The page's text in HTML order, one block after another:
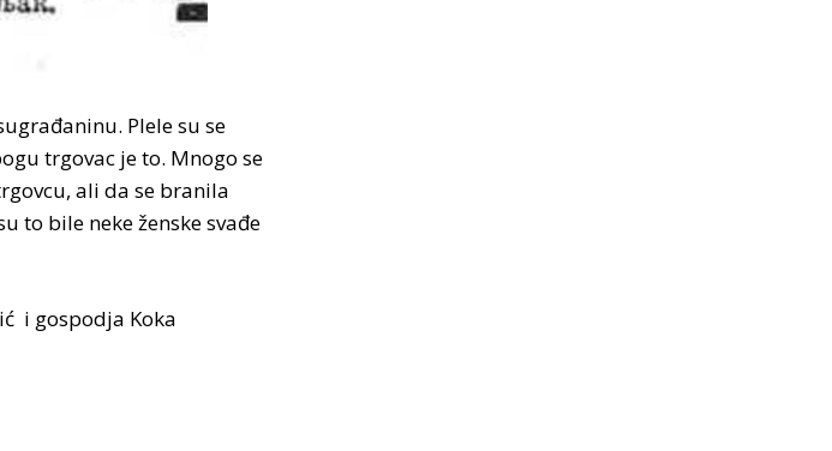
Plele su se
trgovac je to. Mnogo se
ali da se branila
to bile neke ženske svađe
i gospodja Koka